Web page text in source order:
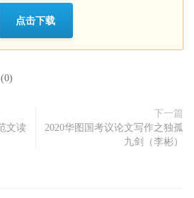
点击下载
(0)
文读
下一篇
2020华图国考议论文写作之独孤
九剑（李彬）